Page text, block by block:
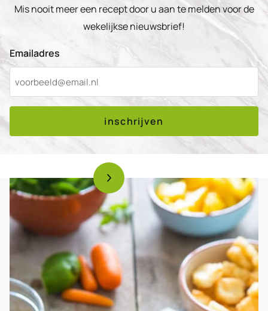
Mis nooit meer een recept door u aan te melden voor de
wekelijkse nieuwsbrief!
Emailadres
inschrijven